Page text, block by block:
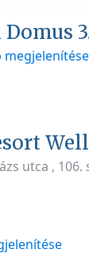
megjelenítése
utca , 106.